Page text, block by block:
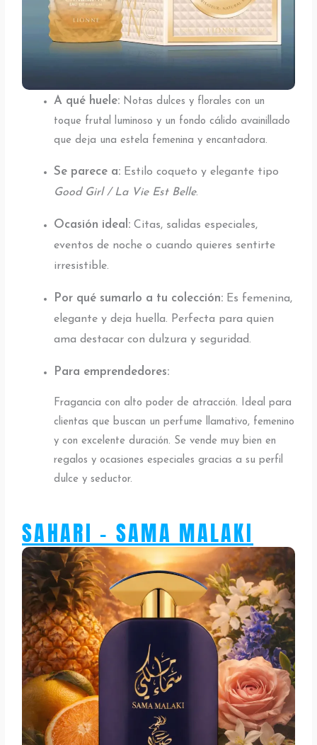
A qué huele: Notas dulces y florales con un
toque frutal luminoso y un fondo cálido avainillado
que deja una estela femenina y encantadora.
Se parece a: Estilo coqueto y elegante tipo
Good Girl / La Vie Est Belle.
Ocasión ideal: Citas, salidas especiales,
eventos de noche o cuando quieres sentirte
irresistible.
Por qué sumarlo a tu colección: Es femenina,
elegante y deja huella. Perfecta para quien
ama destacar con dulzura y seguridad.
Para emprendedores:
Fragancia con alto poder de atracción. Ideal para
clientas que buscan un perfume llamativo, femenino
y con excelente duración. Se vende muy bien en
regalos y ocasiones especiales gracias a su perfil
dulce y seductor.
SAHARI - SAMA MALAKI